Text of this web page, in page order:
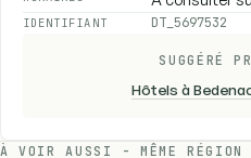
IDENTIFIANT DT_5697532
SUGGÉRÉ
Hôtels à
À VOIR AUSSI - MÊME RÉGION